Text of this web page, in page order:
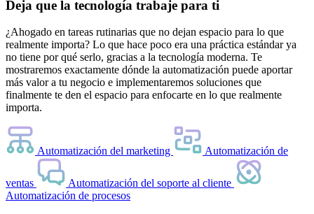
Deja que la tecnología trabaje para ti
¿Ahogado en tareas rutinarias que no dejan espacio para lo que
realmente importa? Lo que hace poco era una práctica estándar ya
no tiene por qué serlo, gracias a la tecnología moderna. Te
mostraremos exactamente dónde la automatización puede aportar
más valor a tu negocio e implementaremos soluciones que
finalmente te den el espacio para enfocarte en lo que realmente
importa.
Automatización del marketing Automatización de
ventas
Automatización del soporte al cliente
Automatización de procesos